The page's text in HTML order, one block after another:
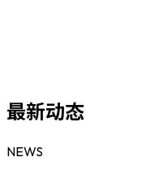
最新动态
NEWS